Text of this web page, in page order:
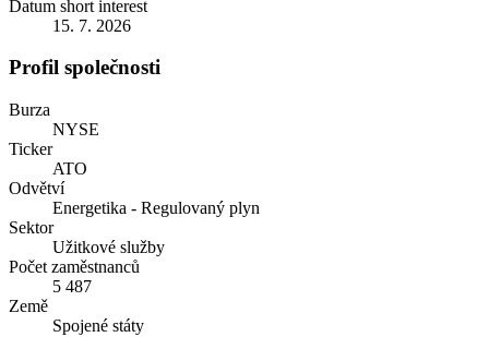
Datum short interest
15. 7. 2026
Profil společnosti
Burza
NYSE
Ticker
ATO
Odvětví
Energetika - Regulovaný plyn
Sektor
Užitkové služby
Počet zaměstnanců
5 487
Země
Spojené státy